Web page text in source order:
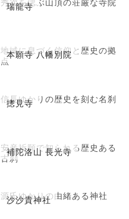
瑞龍寺
本願寺 八幡別院
地域に息づく信仰と歴史の拠
点
摠見寺
信長ゆかりの歴史を刻む名刹
補陀洛山 長光寺
安産祈願で知られる歴史ある
古刹
沙沙貴神社
源氏ゆかりの由緒ある神社